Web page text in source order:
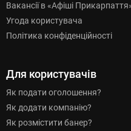
Вакансії в «Афіші
Угода користувача
Політика конфіденційності
Для користувачів
Як подати оголошення?
Як додати компанію?
Як розмістити банер?